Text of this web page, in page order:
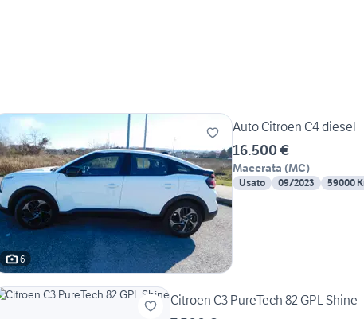
6
Auto Citroen C4 diesel
16.500 €
Macerata (MC)
Usato 09/2023 59000
Citroen C3 PureTech 82 GPL Shine